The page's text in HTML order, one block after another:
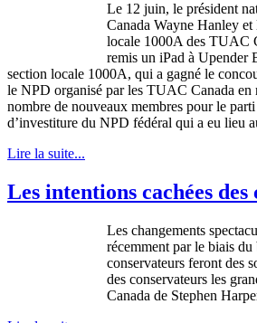
Le 12 juin, le président
Canada Wayne Hanley et
locale 1000A des TUAC
remis un iPad à Upender
section locale 1000A, qui a gagné le
le NPD organisé par les TUAC Canada en
nombre de nouveaux membres pour le parti
d’investiture du NPD fédéral qui a eu lieu
Lire la suite...
Les intentions cachées
Les changements
récemment par le biais du
conservateurs feront des
des conservateurs les
Canada de Stephen